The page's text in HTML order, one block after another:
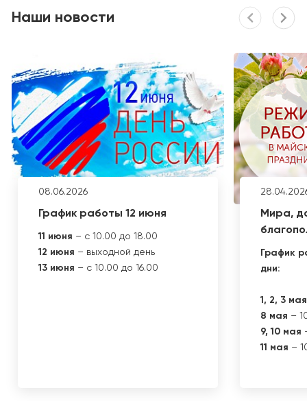
Наши новости
08.06.2026
График работы 12 июня
11 июня – с 10.00 до 18.00
12 июня – выходной день
13 июня – с 10.00 до 16.00
Мира,
График
дни:
1, 2, 3 мая
8 мая –
9, 10 мая
11 мая –